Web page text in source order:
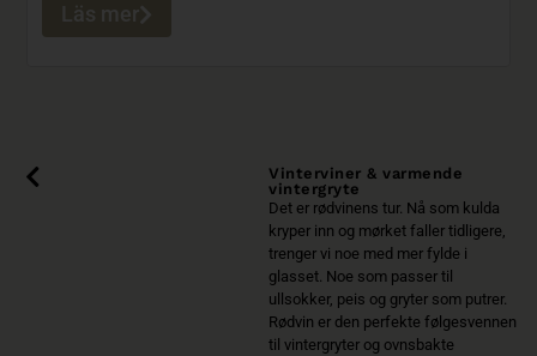
Läs mer
Vinterviner & varmende
vintergryte
Det er rødvinens tur. Nå som kulda
kryper inn og mørket faller tidligere,
trenger vi noe med mer fylde i
glasset. Noe som passer til
ullsokker, peis og gryter som putrer.
Rødvin er den perfekte følgesvennen
til vintergryter og ovnsbakte